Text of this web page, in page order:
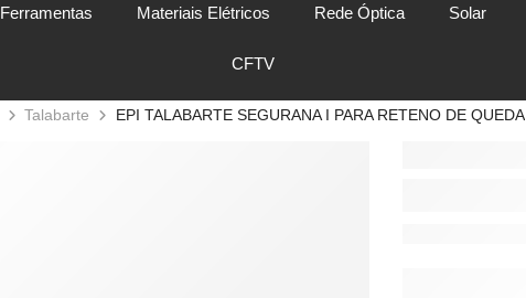
Ferramentas Materiais Elétricos Rede Óptica Solar
CFTV
Talabarte EPI TALABARTE SEGURANA I PARA RETENO DE QUEDA